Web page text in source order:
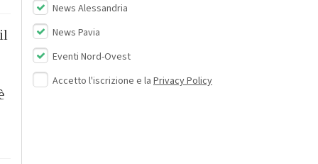
News Alessandria
News Pavia
Eventi Nord-Ovest
Accetto l'iscrizione e la Privacy Policy